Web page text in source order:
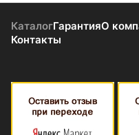
КаталогГарантияО
Контакты